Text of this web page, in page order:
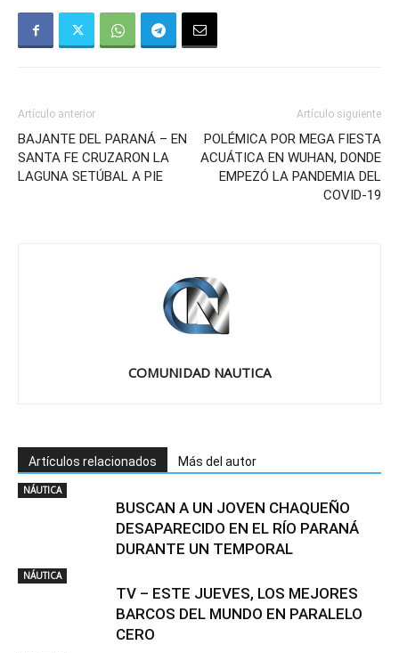
Artículo anterior
BAJANTE DEL PARANÁ – EN
SANTA FE CRUZARON LA
LAGUNA SETÚBAL A PIE
Artículo siguiente
POLÉMICA POR MEGA FIESTA
ACUÁTICA EN WUHAN, DONDE
EMPEZÓ LA PANDEMIA DEL
COVID-19
COMUNIDAD NAUTICA
Artículos relacionados Más del autor
NÁUTICA
BUSCAN A UN JOVEN CHAQUEÑO
DESAPARECIDO EN EL RÍO PARANÁ
DURANTE UN TEMPORAL
NÁUTICA
TV – ESTE JUEVES, LOS MEJORES
BARCOS DEL MUNDO EN PARALELO
CERO